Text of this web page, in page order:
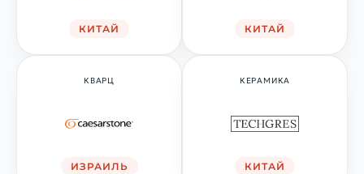
КИТАЙ КИТАЙ
КВАРЦ
ИЗРАИЛЬ
КЕРАМИКА
КИТАЙ